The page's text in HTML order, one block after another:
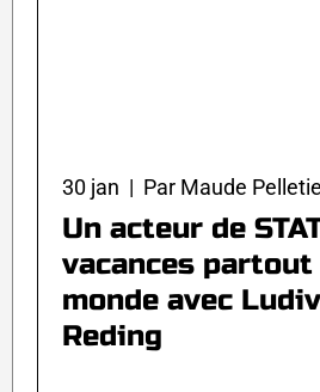
30 jan | Par Maude
Un acteur de
vacances partout
monde avec
Reding